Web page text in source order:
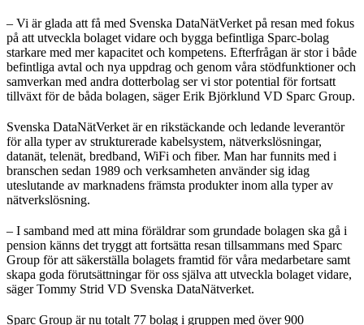
– Vi är glada att få med Svenska DataNätVerket på resan med fokus
på att utveckla bolaget vidare och bygga befintliga Sparc-bolag
starkare med mer kapacitet och kompetens. Efterfrågan är stor i både
befintliga avtal och nya uppdrag och genom våra stödfunktioner och
samverkan med andra dotterbolag ser vi stor potential för fortsatt
tillväxt för de båda bolagen, säger Erik Björklund VD Sparc Group.
Svenska DataNätVerket är en rikstäckande och ledande leverantör
för alla typer av strukturerade kabelsystem, nätverkslösningar,
datanät, telenät, bredband, WiFi och fiber. Man har funnits med i
branschen sedan 1989 och verksamheten använder sig idag
uteslutande av marknadens främsta produkter inom alla typer av
nätverkslösning.
– I samband med att mina föräldrar som grundade bolagen ska gå i
pension känns det tryggt att fortsätta resan tillsammans med Sparc
Group för att säkerställa bolagets framtid för våra medarbetare samt
skapa goda förutsättningar för oss själva att utveckla bolaget vidare,
säger Tommy Strid VD Svenska DataNätverket.
Sparc Group är nu totalt 77 bolag i gruppen med över 900